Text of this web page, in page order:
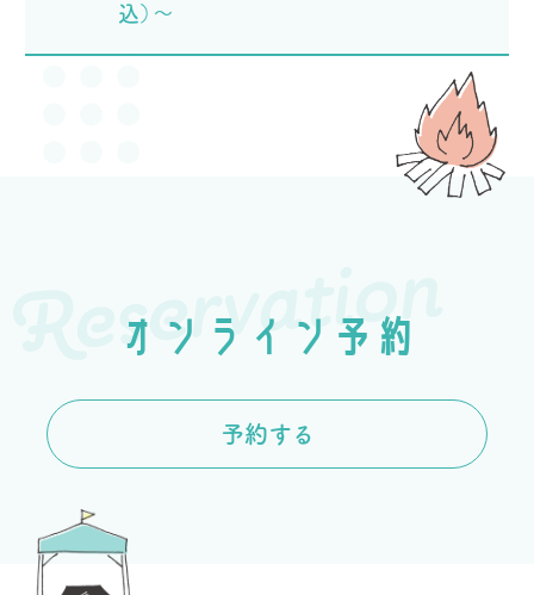
込）～
Reservation
オンライン予約
予約する